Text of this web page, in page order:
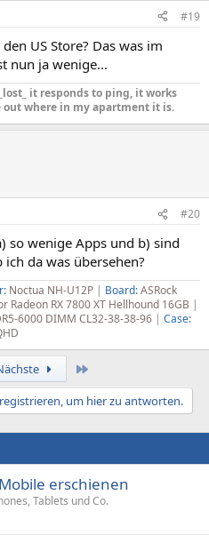
#19
US Store? Das was im
nun ja wenige...
it responds to ping, it works
where in my apartment it is.
#20
so wenige Apps und b) sind
da was übersehen?
Noctua NH-U12P | Board:ASRock
Radeon RX 7800 XT Hellhound 16GB |
6000 DIMM CL32-38-38-96 | Case:
um hier zu antworten.
erschienen
Tablets und Co.